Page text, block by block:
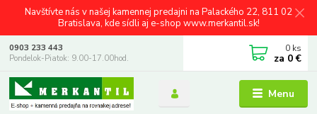
Navštívte nás v našej kamennej predajni na Palackého 22, 811 02
Bratislava, kde sídli aj e-shop www.merkantil.sk!
Menu
0903 233 443
Pondelok-Piatok: 9.00-17.00hod.
0 ks
za 0 €